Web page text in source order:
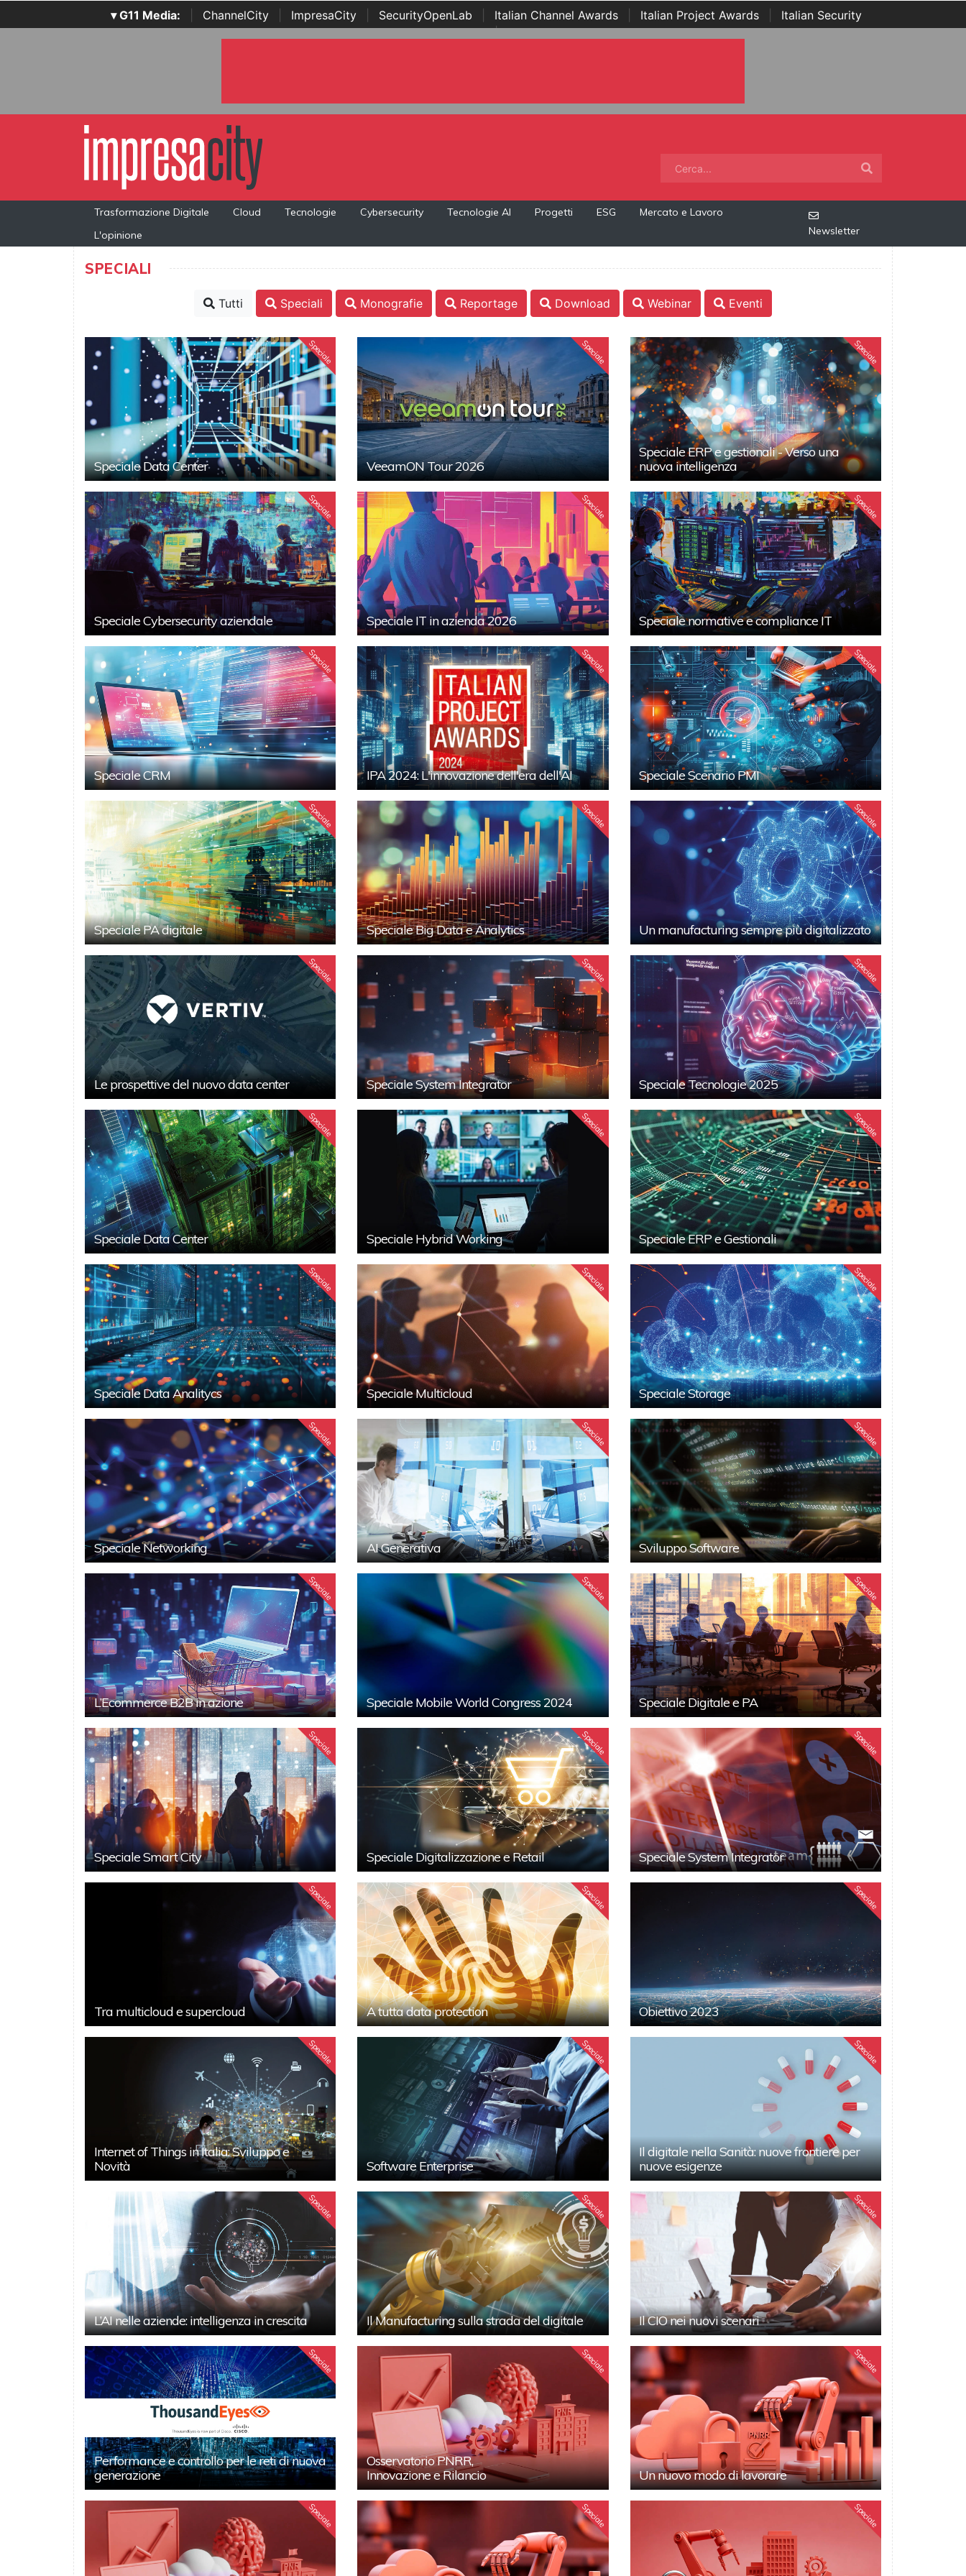
▾ G11 Media: ChannelCity ImpresaCity SecurityOpenLab Italian Channel Awards Italian Project Awards
Italian Security
Awards | ...
Trasformazione Digitale Cloud Tecnologie Cybersecurity Tecnologie AI Progetti ESG
Mercato e Lavoro
L'opinione
Newsletter
SPECIALI
Tutti Speciali Monografie Reportage Download Webinar Eventi
Speciale
Speciale Data Center
Speciale
VeeamON Tour 2026
Speciale
Speciale ERP e gestionali - Verso una
nuova intelligenza
Speciale
Speciale Cybersecurity aziendale
Speciale
Speciale IT in azienda 2026
Speciale
Speciale normative e compliance IT
Speciale
Speciale CRM
Speciale
IPA 2024: L'innovazione dell'era dell'AI
Speciale
Speciale Scenario PMI
Speciale
Speciale PA digitale
Speciale
Speciale Big Data e Analytics
Speciale
Un manufacturing sempre più digitalizzato
Speciale
Le prospettive del nuovo data center
Speciale
Speciale System Integrator
Speciale
Speciale Tecnologie 2025
Speciale
Speciale Data Center
Speciale
Speciale Hybrid Working
Speciale
Speciale ERP e Gestionali
Speciale
Speciale Data Analitycs
Speciale
Speciale Multicloud
Speciale
Speciale Storage
Speciale
Speciale Networking
Speciale
AI Generativa
Speciale
Sviluppo Software
Speciale
L’Ecommerce B2B in azione
Speciale
Speciale Mobile World Congress 2024
Speciale
Speciale Digitale e PA
Speciale
Speciale Smart City
Speciale
Speciale Digitalizzazione e Retail
Speciale
Speciale System Integrator
Speciale
Tra multicloud e supercloud
Speciale
A tutta data protection
Speciale
Obiettivo 2023
Speciale
Internet of Things in Italia: Sviluppo e
Novità
Speciale
Software Enterprise
Speciale
Il digitale nella Sanità: nuove frontiere per
nuove esigenze
Speciale
L’AI nelle aziende: intelligenza in crescita
Speciale
Il Manufacturing sulla strada del digitale
Speciale
Il CIO nei nuovi scenari
Speciale
Performance e controllo per le reti di nuova
generazione
Speciale
Osservatorio PNRR,
Innovazione e Rilancio
Speciale
Un nuovo modo di lavorare
Speciale Speciale Speciale